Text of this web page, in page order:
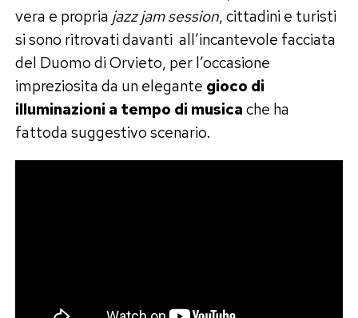
vera e propria jazz jam session, cittadini e turisti
si sono ritrovati davanti all’incantevole facciata
del Duomo di Orvieto, per l’occasione
impreziosita da un elegante gioco di
illuminazioni a tempo di musicache ha
fattoda suggestivo scenario.